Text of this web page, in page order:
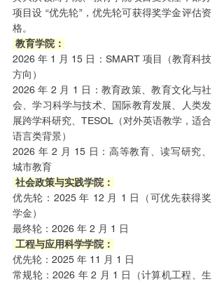
项目设 “优先轮”，优先轮可获得奖学金评估资
格。
教育学院：
2026 年 1 月 15 日：SMART 项目（教育科技
方向）
2026 年 2 月 1 日：教育政策、教育文化与社
会、学习科学与技术、国际教育发展、人类发
展跨学科研究、TESOL（对外英语教学，适合
语言类背景）
2026 年 2 月 15 日：高等教育、读写研究、
城市教育
社会政策与实践学院：
优先轮：2025 年 12 月 1 日（可优先获得奖
学金）
最终轮：2026 年 2 月 1 日
工程与应用科学学院：
优先轮：2025 年 11 月 1 日
常规轮：2026 年 2 月 1 日（计算机工程、生